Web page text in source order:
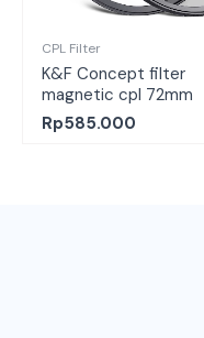
CPL Filter
K&F Concept filter
magnetic cpl 72mm
Rp585.000